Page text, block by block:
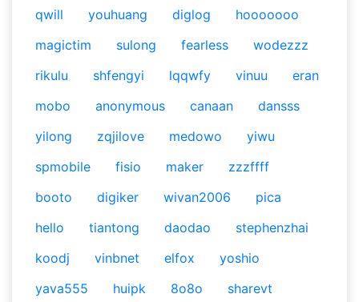
qwill
youhuang diglog
hooooooo
magictim
sulong fearless
wodezzz
rikulu
shfengyi lqqwfy vinuu
eran
mobo
anonymous canaan
dansss
yilong
zqjilove medowo
yiwu
spmobile
fisio maker
zzzffff
booto
digiker wivan2006
pica
hello
tiantong daodao
stephenzhai
koodj
vinbnet elfox
yoshio
yava555
huipk 8o8o
sharevt